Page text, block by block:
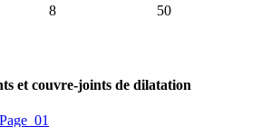
8 50
et couvre-joints de dilatation